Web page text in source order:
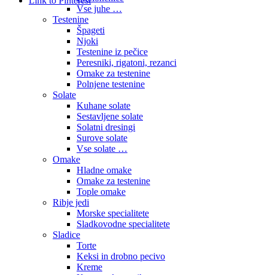
Vse juhe …
Testenine
Špageti
Njoki
Testenine iz pečice
Peresniki, rigatoni, rezanci
Omake za testenine
Polnjene testenine
Solate
Kuhane solate
Sestavljene solate
Solatni dresingi
Surove solate
Vse solate …
Omake
Hladne omake
Omake za testenine
Tople omake
Ribje jedi
Morske specialitete
Sladkovodne specialitete
Sladice
Torte
Keksi in drobno pecivo
Kreme